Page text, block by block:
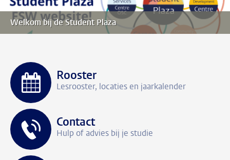
Welkom bij de Student Plaza
Rooster
Lesrooster, locaties en jaarkalender
Contact
Hulp of advies bij je studie